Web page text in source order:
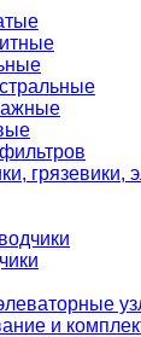
грязевики,
и